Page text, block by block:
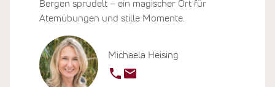
Michaela Heising
Bergen sprudelt – ein magischer Ort für
Atemübungen und stille Momente.